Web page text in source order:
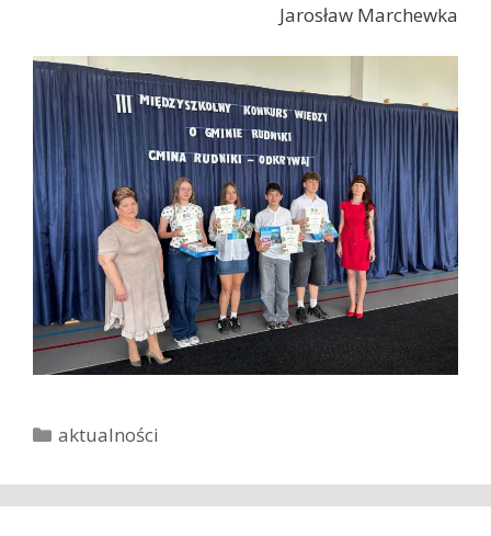
Jarosław Marchewka
K
t
e
aktualności